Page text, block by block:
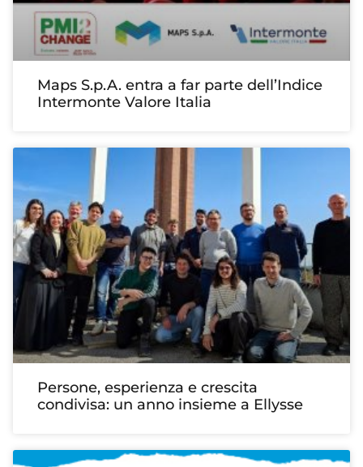
Maps S.p.A. entra a far parte dell’Indice
Intermonte Valore Italia
Persone, esperienza e crescita
condivisa: un anno insieme a Ellysse